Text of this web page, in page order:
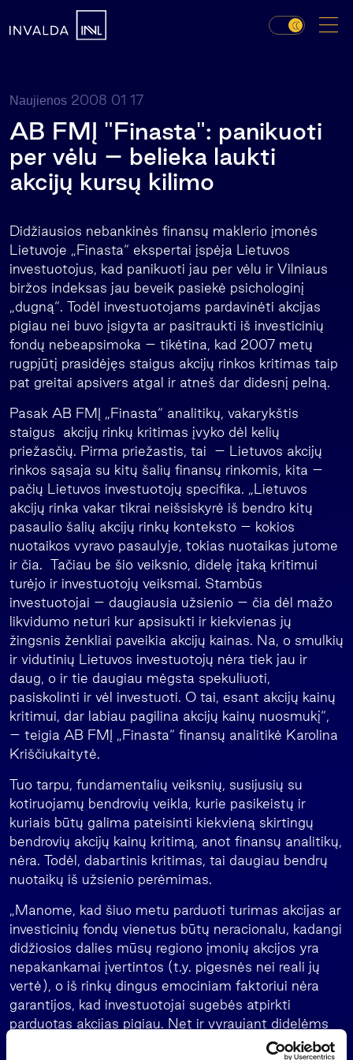
Naujienos 2008 01 17
AB FMĮ "Finasta": panikuoti
per vėlu – belieka laukti
akcijų kursų kilimo
Didžiausios nebankinės finansų maklerio įmonės
Lietuvoje „Finasta“ ekspertai įspėja Lietuvos
investuotojus, kad panikuoti jau per vėlu ir Vilniaus
biržos indeksas jau beveik pasiekė psichologinį
„dugną“. Todėl investuotojams pardavinėti akcijas
pigiau nei buvo įsigyta ar pasitraukti iš investicinių
fondų nebeapsimoka – tikėtina, kad 2007 metų
rugpjūtį prasidėjęs staigus akcijų rinkos kritimas taip
pat greitai apsivers atgal ir atneš dar didesnį pelną.
Pasak AB FMĮ „Finasta“ analitikų, vakarykštis
staigus akcijų rinkų kritimas įvyko dėl kelių
priežasčių. Pirma priežastis, tai – Lietuvos akcijų
rinkos sąsaja su kitų šalių finansų rinkomis, kita –
pačių Lietuvos investuotojų specifika. „Lietuvos
akcijų rinka vakar tikrai neišsiskyrė iš bendro kitų
pasaulio šalių akcijų rinkų konteksto – kokios
nuotaikos vyravo pasaulyje, tokias nuotaikas jutome
ir čia. Tačiau be šio veiksnio, didelę įtaką kritimui
turėjo ir investuotojų veiksmai. Stambūs
investuotojai – daugiausia užsienio – čia dėl mažo
likvidumo neturi kur apsisukti ir kiekvienas jų
žingsnis ženkliai paveikia akcijų kainas. Na, o smulkių
ir vidutinių Lietuvos investuotojų nėra tiek jau ir
daug, o ir tie daugiau mėgsta spekuliuoti,
pasiskolinti ir vėl investuoti. O tai, esant akcijų kainų
kritimui, dar labiau pagilina akcijų kainų nuosmukį“,
– teigia AB FMĮ „Finasta“ finansų analitikė Karolina
Kriščiukaitytė.
Tuo tarpu, fundamentalių veiksnių, susijusių su
kotiruojamų bendrovių veikla, kurie pasikeistų ir
kuriais būtų galima pateisinti kiekvieną skirtingų
bendrovių akcijų kainų kritimą, anot finansų analitikų,
nėra. Todėl, dabartinis kritimas, tai daugiau bendrų
nuotaikų iš užsienio perėmimas.
„Manome, kad šiuo metu parduoti turimas akcijas ar
investicinių fondų vienetus būtų neracionalu, kadangi
didžiosios dalies mūsų regiono įmonių akcijos yra
nepakankamai įvertintos (t.y. pigesnės nei reali jų
vertė), o iš rinkų dingus emociniam faktoriui nėra
garantijos, kad investuotojai sugebės atpirkti
parduotas akcijas pigiau. Net ir vyraujant didelėms
kritimo tendencijoms kaip dabar, nereikia skubėti